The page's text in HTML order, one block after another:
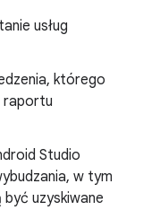
usług
którego
raportu
Studio
w tym
uzyskiwane